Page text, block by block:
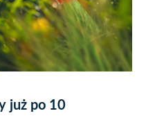
już po 10